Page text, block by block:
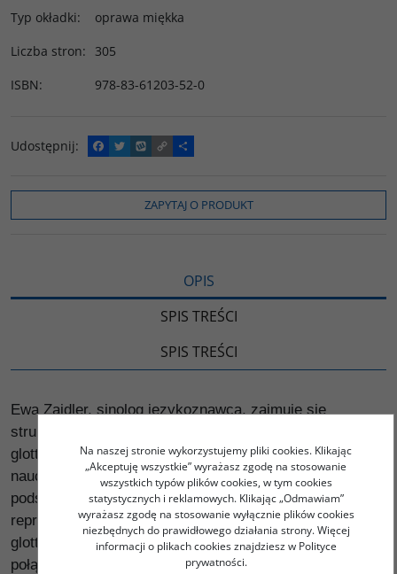
Typ okładki:
oprawa miękka
Liczba stron:
305
ISBN: 978-83-61203-52-0
Udostępnij:
F
a
e
o
T
w
t
e
W
y
o
p
C
o
y
L
i
P
o
z
i
e
ę
ZAPYTAJ O PRODUKT
OPIS
SPIS TREŚCI
SPIS TREŚCI
Ewa Zajdler, sinolog językoznawca, zajmuje się
strukturami języka, językoznawstwem sinologicznym i
glottodydaktyką. Jest wieloletnim praktykiem w
nauczaniu współczesnego języka chińskiego od
podstaw w polskim środowisku językowym. Jej praca
reprezentuje europejskie spojrzenie na działania
glottodydaktyczne. Podejmuje pierwszą w Polsce próbę
połączenia teorii w zakresie językoznawstwa
Na naszej stronie wykorzystujemy pliki cookies. Klikając
„Akceptuję wszystkie” wyrażasz zgodę na stosowanie
wszystkich typów plików cookies, w tym cookies
statystycznych i reklamowych. Klikając „Odmawiam”
wyrażasz zgodę na stosowanie wyłącznie plików cookies
niezbędnych do prawidłowego działania strony. Więcej
informacji o plikach cookies znajdziesz w Polityce
prywatności.